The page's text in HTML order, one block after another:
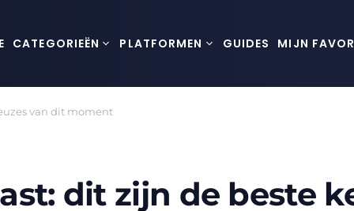
CATEGORIEËN PLATFORMEN GUIDES MIJN
van dit moment
dit zijn de beste